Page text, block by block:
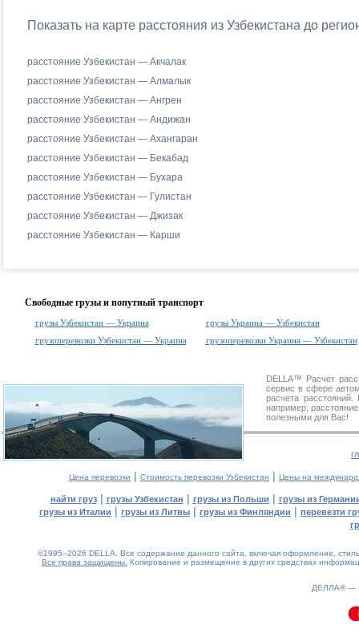
Показать на карте расстояния из Узбекистана до
расстояние Узбекистан — Акчалак
расстояние Узбекистан — Алмалык
расстояние Узбекистан — Ангрен
расстояние Узбекистан — Андижан
расстояние Узбекистан — Ахангаран
расстояние Узбекистан — Бекабад
расстояние Узбекистан — Бухара
расстояние Узбекистан — Гулистан
расстояние Узбекистан — Джизак
расстояние Узбекистан — Карши
Свободные грузы и попутный транспорт
грузы Узбекистан — Украина
грузы Украина — Узбекистан
грузоперевозки Узбекистан — Украина
грузоперевозки Украина — Узбекистан
DELLA™ Расчет
сервис в сфере
расчета
например,
полезными для Вас!
Цена перевозки | Стоимость перевозки Узбекистан | Цены на
найти груз| грузы Узбекистан | грузы из Польши | грузы из
грузы из Италии | грузы из Литвы | грузы из Финляндии | перевезти
©1995–2026 DELLA. Все содержание данного сайта, включая оформление,
Все права защищены. Копирование и размещение в других средствах
ДЕЛЛА® —